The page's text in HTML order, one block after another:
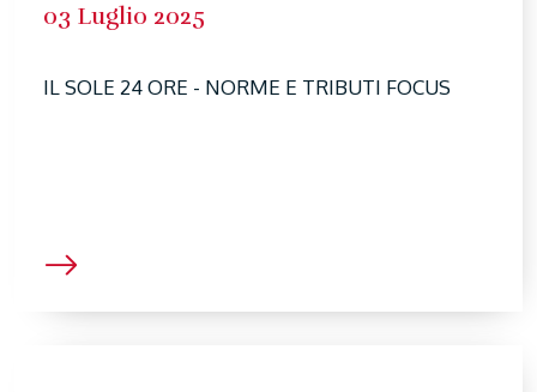
03 Luglio 2025
IL SOLE 24 ORE - NORME E TRIBUTI FOCUS